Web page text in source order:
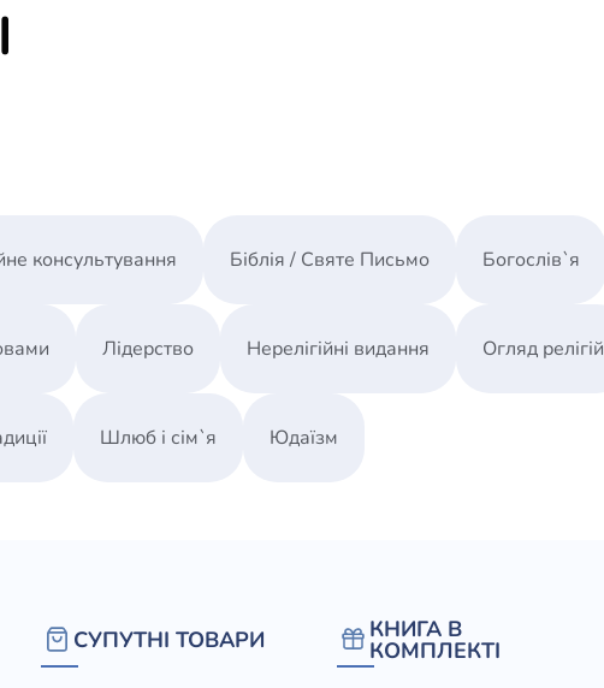
консультування Біблія / Святе Письмо Богослів`я
Лідерство Нерелігійні видання Огляд релігій
Шлюб і сім`я Юдаїзм
СУПУТНІ ТОВАРИ КНИГА В
КОМПЛЕКТІ